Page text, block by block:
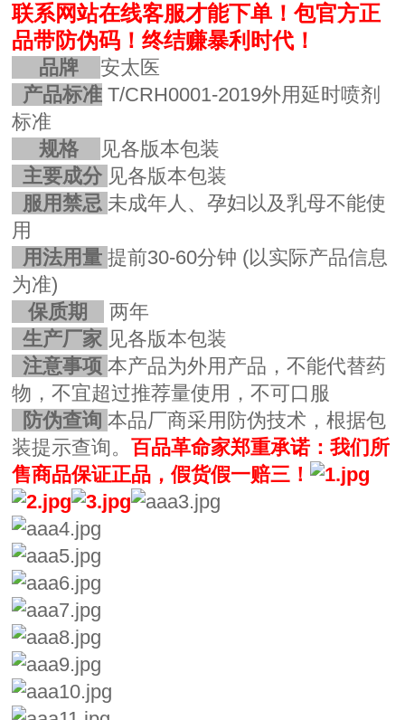
联系网站在线客服才能下单！包官方正
品带防伪码！终结赚暴利时代！
品牌
安太医
产品标准 T/CRH0001-2019外用延时喷剂
标准
规格
见各版本包装
主要成分 见各版本包装
服用禁忌 未成年人、孕妇以及乳母不能使
用
用法用量 提前30-60分钟 (以实际产品信息
为准)
保质期
两年
生产厂家 见各版本包装
注意事项 本产品为外用产品，不能代替药
物，不宜超过推荐量使用，不可口服
防伪查询 本品厂商采用防伪技术，根据包
装提示查询。百品革命家郑重承诺：我们所
售商品保证正品，假货假一赔三！